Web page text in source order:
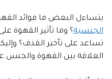
يتساءل البعض ما فوائد
الجنسية؟ وما تأثير القهوة
تساعد على تأخير القذف؟
العلاقة بين القهوة والجنس